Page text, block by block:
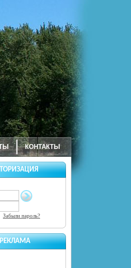
КОНТАКТЫ
Забыли пароль?